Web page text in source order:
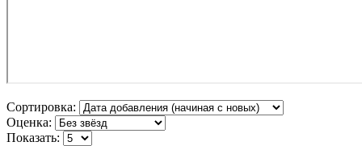
Сортировка:
Оценка:
Показать: